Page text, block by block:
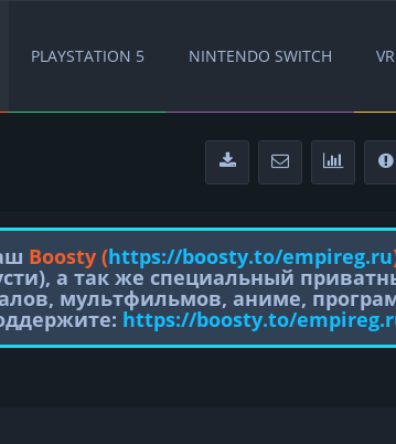
PLAYSTATION 5 NINTENDO SWITCH
Boosty (https://boosty.to/empireg.ru
а так же специальный
мультфильмов, аниме,
https://boosty.to/